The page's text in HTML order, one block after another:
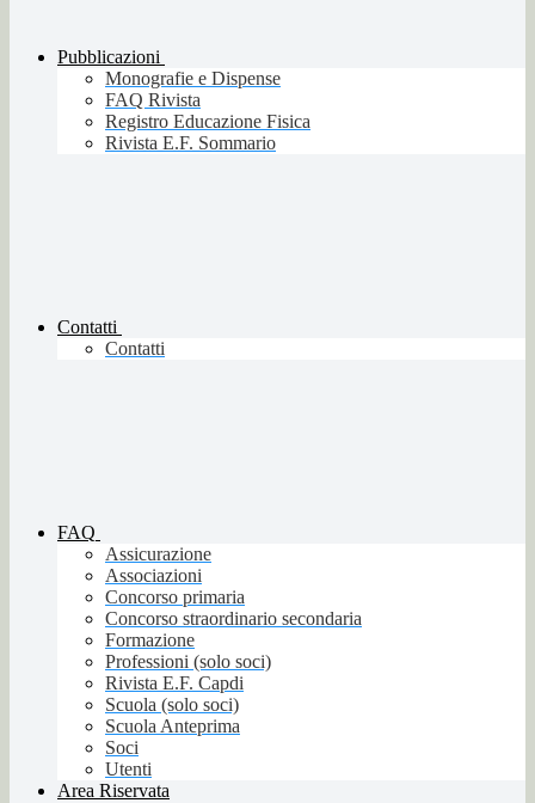
Pubblicazioni
Monografie e Dispense
FAQ Rivista
Registro Educazione Fisica
Rivista E.F. Sommario
Contatti
Contatti
FAQ
Assicurazione
Associazioni
Concorso primaria
Concorso straordinario secondaria
Formazione
Professioni (solo soci)
Rivista E.F. Capdi
Scuola (solo soci)
Scuola Anteprima
Soci
Utenti
Area Riservata